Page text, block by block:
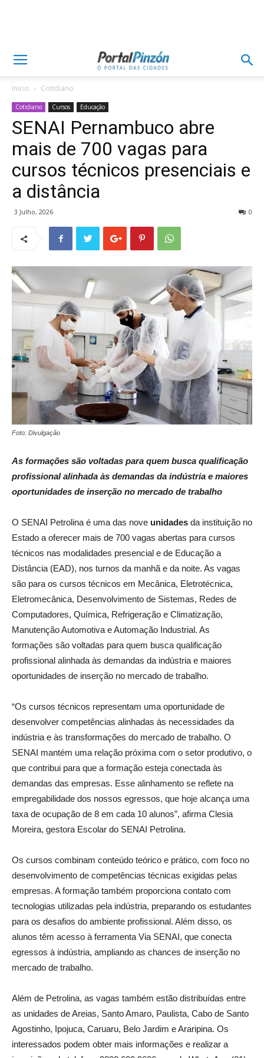
Inicio Cotidiano
Cotidiano Cursos Educação
SENAI Pernambuco abre
mais de 700 vagas para
cursos técnicos presenciais e
a distância
3 Julho, 2026 0
Foto: Divulgação
As formações são voltadas para quem busca qualificação
profissional alinhada às demandas da indústria e maiores
oportunidades de inserção no mercado de trabalho
O SENAI Petrolina é uma das nove unidades da instituição no
Estado a oferecer mais de 700 vagas abertas para cursos
técnicos nas modalidades presencial e de Educação a
Distância (EAD), nos turnos da manhã e da noite. As vagas
são para os cursos técnicos em Mecânica, Eletrotécnica,
Eletromecânica, Desenvolvimento de Sistemas, Redes de
Computadores, Química, Refrigeração e Climatização,
Manutenção Automotiva e Automação Industrial. As
formações são voltadas para quem busca qualificação
profissional alinhada às demandas da indústria e maiores
oportunidades de inserção no mercado de trabalho.
“Os cursos técnicos representam uma oportunidade de
desenvolver competências alinhadas às necessidades da
indústria e às transformações do mercado de trabalho. O
SENAI mantém uma relação próxima com o setor produtivo, o
que contribui para que a formação esteja conectada às
demandas das empresas. Esse alinhamento se reflete na
empregabilidade dos nossos egressos, que hoje alcança uma
taxa de ocupação de 8 em cada 10 alunos”, afirma Clesia
Moreira, gestora Escolar do SENAI Petrolina.
Os cursos combinam conteúdo teórico e prático, com foco no
desenvolvimento de competências técnicas exigidas pelas
empresas. A formação também proporciona contato com
tecnologias utilizadas pela indústria, preparando os estudantes
para os desafios do ambiente profissional. Além disso, os
alunos têm acesso à ferramenta Via SENAI, que conecta
egressos à indústria, ampliando as chances de inserção no
mercado de trabalho.
Além de Petrolina, as vagas também estão distribuídas entre
as unidades de Areias, Santo Amaro, Paulista, Cabo de Santo
Agostinho, Ipojuca, Caruaru, Belo Jardim e Araripina. Os
interessados podem obter mais informações e realizar a